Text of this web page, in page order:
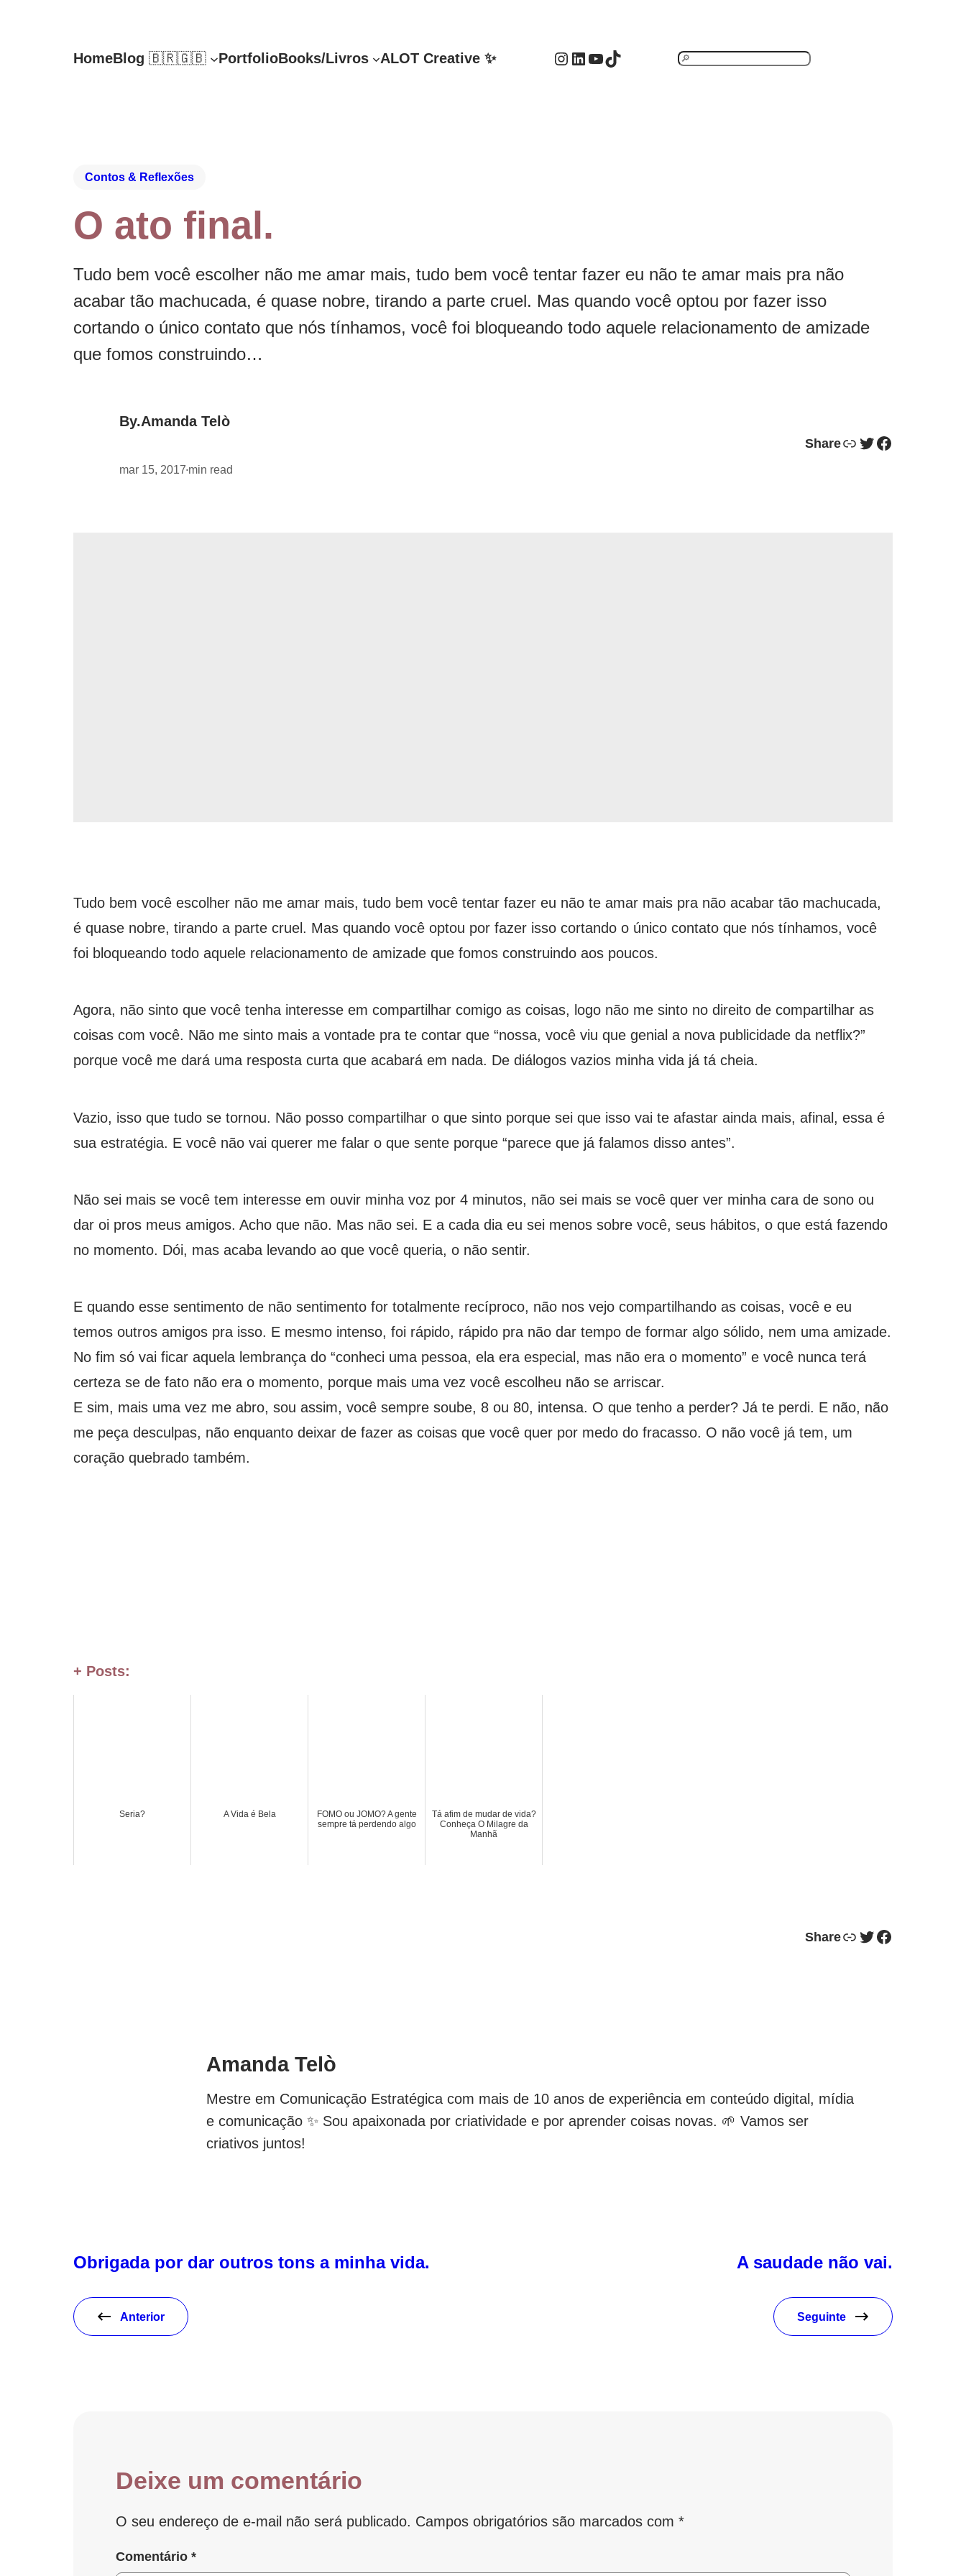
HomeBlog 🇧🇷🇬🇧 PortfolioBooks/Livros ALOT Creative ✨ Instagram LinkedIn Youtube TikTok
P
Contos & Reflexões
O ato final.
Tudo bem você escolher não me amar mais, tudo bem você tentar fazer eu não te amar mais pra não
acabar tão machucada, é quase nobre, tirando a parte cruel. Mas quando você optou por fazer isso
cortando o único contato que nós tínhamos, você foi bloqueando todo aquele relacionamento de amizade
que fomos construindo…
By.Amanda Telò
mar 15, 2017•min read
ShareLink Twitter Facebook
Tudo bem você escolher não me amar mais, tudo bem você tentar fazer eu não te amar mais pra não acabar tão machucada,
é quase nobre, tirando a parte cruel. Mas quando você optou por fazer isso cortando o único contato que nós tínhamos, você
foi bloqueando todo aquele relacionamento de amizade que fomos construindo aos poucos.
Agora, não sinto que você tenha interesse em compartilhar comigo as coisas, logo não me sinto no direito de compartilhar as
coisas com você. Não me sinto mais a vontade pra te contar que “nossa, você viu que genial a nova publicidade da netflix?”
porque você me dará uma resposta curta que acabará em nada. De diálogos vazios minha vida já tá cheia.
Vazio, isso que tudo se tornou. Não posso compartilhar o que sinto porque sei que isso vai te afastar ainda mais, afinal, essa é
sua estratégia. E você não vai querer me falar o que sente porque “parece que já falamos disso antes”.
Não sei mais se você tem interesse em ouvir minha voz por 4 minutos, não sei mais se você quer ver minha cara de sono ou
dar oi pros meus amigos. Acho que não. Mas não sei. E a cada dia eu sei menos sobre você, seus hábitos, o que está fazendo
no momento. Dói, mas acaba levando ao que você queria, o não sentir.
E quando esse sentimento de não sentimento for totalmente recíproco, não nos vejo compartilhando as coisas, você e eu
temos outros amigos pra isso. E mesmo intenso, foi rápido, rápido pra não dar tempo de formar algo sólido, nem uma amizade.
No fim só vai ficar aquela lembrança do “conheci uma pessoa, ela era especial, mas não era o momento” e você nunca terá
certeza se de fato não era o momento, porque mais uma vez você escolheu não se arriscar.
E sim, mais uma vez me abro, sou assim, você sempre soube, 8 ou 80, intensa. O que tenho a perder? Já te perdi. E não, não
me peça desculpas, não enquanto deixar de fazer as coisas que você quer por medo do fracasso. O não você já tem, um
coração quebrado também.
+ Posts:
Seria? A Vida é Bela
FOMO ou JOMO? A gente
sempre tá perdendo algo
Tá afim de mudar de vida?
Conheça O Milagre da
Manhã
ShareLink Twitter Facebook
Amanda Telò
Mestre em Comunicação Estratégica com mais de 10 anos de experiência em conteúdo digital, mídia
e comunicação ✨ Sou apaixonada por criatividade e por aprender coisas novas. 🌱 Vamos ser
criativos juntos!
Obrigada por dar outros tons a minha vida.
Anterior
A saudade não vai.
Seguinte
Deixe um comentário
O seu endereço de e-mail não será publicado. Campos obrigatórios são marcados com*
Comentário*